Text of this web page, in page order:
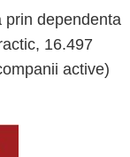
prin dependenta
16.497
active)